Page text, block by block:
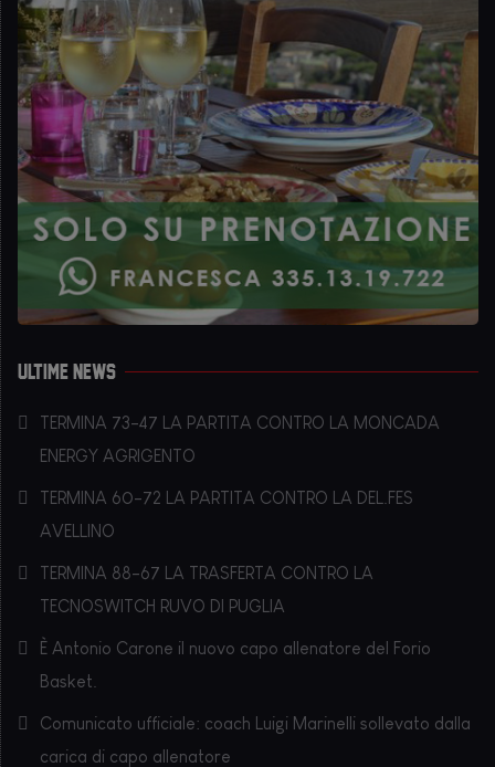
Ultime news
TERMINA 73-47 LA PARTITA CONTRO LA MONCADA
ENERGY AGRIGENTO
TERMINA 60-72 LA PARTITA CONTRO LA DEL.FES
AVELLINO
TERMINA 88-67 LA TRASFERTA CONTRO LA
TECNOSWITCH RUVO DI PUGLIA
È Antonio Carone il nuovo capo allenatore del Forio
Basket.
Comunicato ufficiale: coach Luigi Marinelli sollevato dalla
carica di capo allenatore